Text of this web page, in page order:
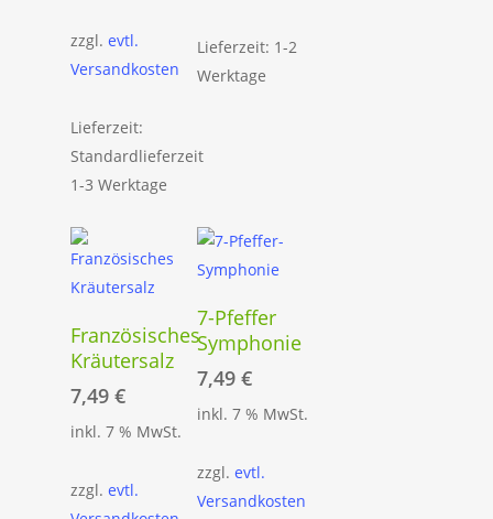
zzgl. evtl.
Versandkosten
Lieferzeit:
Standardlieferzeit
1-3 Werktage
Lieferzeit: 1-2
Werktage
In Den
Warenkorb
Französisches
Kräutersalz
7,49 €
inkl. 7 % MwSt.
zzgl. evtl.
In Den
Warenkorb
7-Pfeffer
Symphonie
7,49€
inkl. 7 % MwSt.
zzgl.evtl.
Versandkosten